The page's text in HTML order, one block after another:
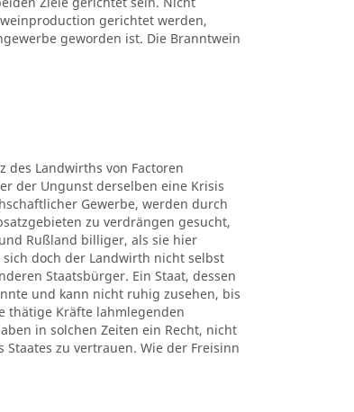
gerichtet werden,
geworden ist. Die Branntwein
des Landwirths von Factoren
der Ungunst derselben eine Krisis
Gewerbe, werden durch
zu verdrängen gesucht,
Rußland billiger, als sie hier
doch der Landwirth nicht selbst
Staatsbürger. Ein Staat, dessen
und kann nicht ruhig zusehen, bis
thätige Kräfte lahmlegenden
in solchen Zeiten ein Recht, nicht
zu vertrauen. Wie der Freisinn